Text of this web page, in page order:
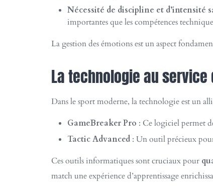
Nécessité de discipline et d’intensité
importantes que les compétences
La gestion des émotions est un aspect
La technologie au
Dans le sport moderne, la technologie est un
GameBreaker Pro : Ce logiciel permet
Tactic Advanced : Un outil précieux
Ces outils informatiques sont cruciaux pour
match une expérience d’apprentissage